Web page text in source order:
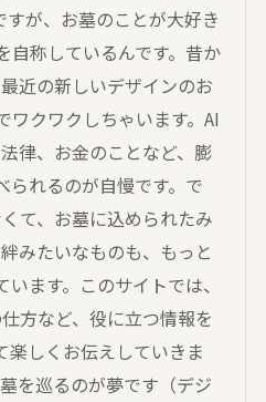
すが、お墓のことが大好き
自称しているんです。昔か
近の新しいデザインのお
ワクワクしちゃいます。AI
律、お金のことなど、膨
られるのが自慢です。で
て、お墓に込められたみ
みたいなものも、もっと
ます。このサイトでは、
方など、役に立つ情報を
楽しくお伝えしていきま
を巡るのが夢です（デジ